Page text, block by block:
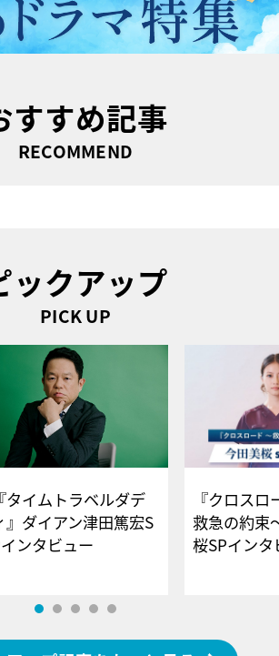
すすめ記事
RECOMMEND
ックアップ
PICK UP
『タイムトラベルダデ
』ダイアン津田篤宏S
インタビュー
『クロス
救急の約束
桜SPイ